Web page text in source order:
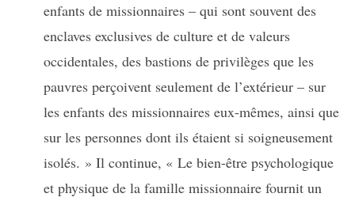
enfants de missionnaires – qui sont souvent des
enclaves exclusives de culture et de valeurs
occidentales, des bastions de privilèges que les
pauvres perçoivent seulement de l’extérieur – sur
les enfants des missionnaires eux-mêmes, ainsi que
sur les personnes dont ils étaient si soigneusement
isolés. » Il continue, « Le bien-être psychologique
et physique de la famille missionnaire fournit un